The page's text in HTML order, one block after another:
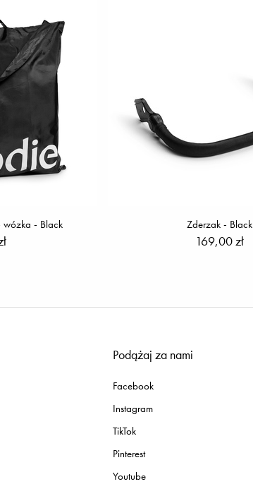
wózka - Black Zderzak - Black
169,00 zł
Podążaj za nami
Facebook
Instagram
TikTok
Pinterest
Youtube